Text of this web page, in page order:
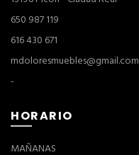
650 987 119
616 430 671
mdoloresmuebles@gmail.com
-
HORARIO
MAÑANAS